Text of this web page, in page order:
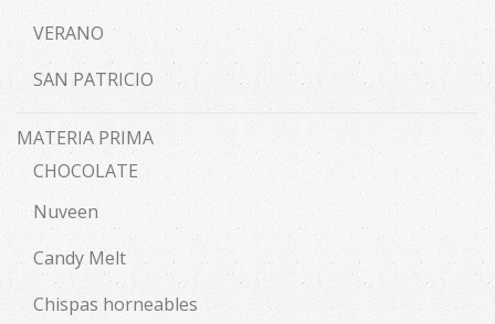
VERANO
SAN PATRICIO
MATERIA PRIMA
CHOCOLATE
Nuveen
Candy Melt
Chispas horneables